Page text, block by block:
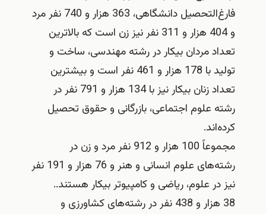
فارغ‌التحصیل دانشگاهی، 363 هزار و 740 نفر مرد
و 404 هزار و 311 نفر نیز زن است که بالاترین
تعداد مردان بیکار در رشته مهندسی، ساخت و
تولید با 178 هزار و 461 نفر است و بیشترین
تعداد زنان بیکار نیز با 134 هزار و 791 نفر در
رشته علوم اجتماعی، بازرگانی و حقوق تحصیل
کرده‌اند.
مجموعاً 100 هزار و 912 نفر مرد و زن در
رشته‌های علوم انسانی و هنر و 76 هزار و 191 نفر
نیز در علوم، ریاضی و کامپیوتر بیکار هستند..
38 هزار و 438 نفر در رشته‌های کشاورزی و